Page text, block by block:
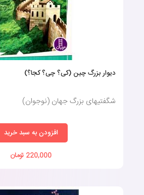
دیوار بزرگ چین (کی؟ چی؟ کجا؟)
شگفتیهای بزرگ جهان (نوجوان)
افزودن به سبد خرید
220,000 تومان